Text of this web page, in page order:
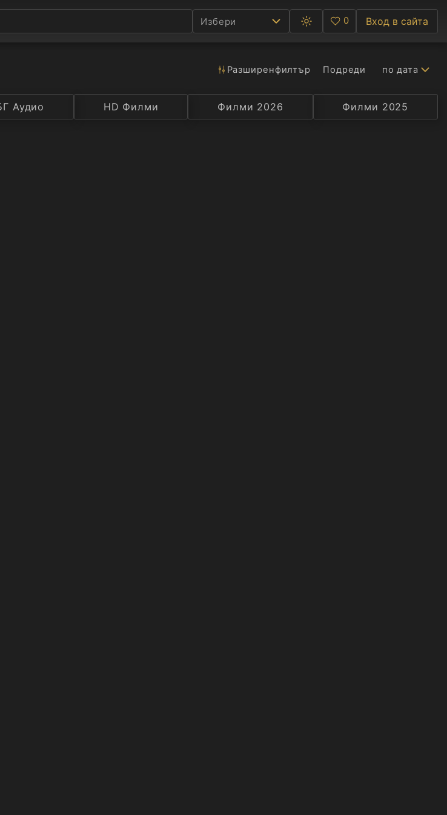
Избери
Превключване
между
светла
Любими
0 Вход в сайта
Разширенфилтър Подреди по дата
Рейтинг Селекция Превод Актьор
Аудио HD Филми Филми 2026 Филми 2025